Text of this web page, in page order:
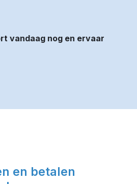
vandaag nog en ervaar
en betalen